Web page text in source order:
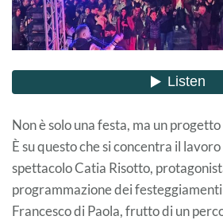
Non è solo una festa, ma un
È su questo che si concentra il lavoro
spettacolo Catia Risotto,
programmazione dei
Francesco di Paola, frutto di un